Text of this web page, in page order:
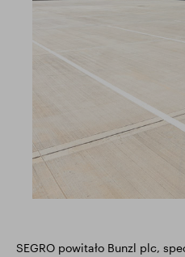
SEGRO powitało Bunzl plc,